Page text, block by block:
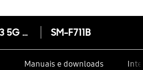
Galaxy Z Flip3 5G (SM-F711) SM-F711B
Manuais e downloads